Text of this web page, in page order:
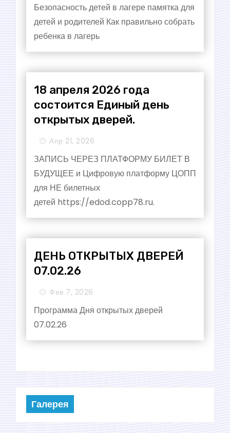
Безопасность детей в лагере памятка для
детей и родителей Как правильно собрать
ребенка в лагерь
18 апреля 2026 года
состоится Единый день
открытых дверей.
Апр 21, 2026
ЗАПИСЬ ЧЕРЕЗ ПЛАТФОРМУ БИЛЕТ В
БУДУЩЕЕ и Цифровую платформу ЦОПП
для НЕ билетных
детей https://edod.copp78.ru.
ДЕНЬ ОТКРЫТЫХ ДВЕРЕЙ
07.02.26
Фев 7, 2026
Программа Дня открытых дверей
07.02.26
Галерея